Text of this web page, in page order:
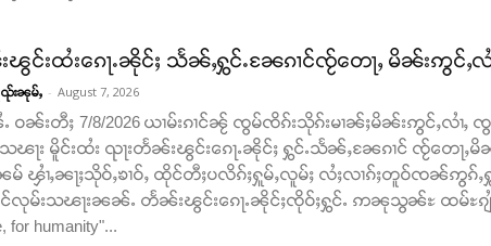
င်းထႆးၵေႃႉၼိုင်ႈ သႅၼ်ႇႁွင်ႉၼႄၵၢင်ၸႂ်တေႃႇ မိၼ်းဢွင်ႇလ
းၼုမ်ႇ - August 7, 2026
ဝၼ်းတီႈ 7/8/2026 ယၢမ်းၵၢင်ၼႂ် ၸွမ်ၸိၵ်းသိုၵ်းမၢၼ်ႈမိၼ်းဢွင်ႇလၢႆႇ
ၽႃး မိူင်းထႆး ၺႃးတႅၼ်းၽွင်းၵေႃႉၼိုင်ႈ ႁွင်ႉသႅၼ်ႇၼႄၵၢင် ၸႂ်တေႃႇမိ
ၾၢႆႇၼႃႈသိုဝ်ႇၶၢဝ်ႇ ထိုင်တီႈပလိၵ်ႈႁူမ်ႇလူမ်ႈ လႆႈလၢၵ်ႈတူဝ်ၸၼ်ဢွၵ်ႇႁွ
လုမ်းသၽႃးၼၼ်ႉ တႅၼ်းၽွင်းၵေႃႉၼိုင်ႈၸိုဝ်ႈႁွင်ႉ ဢၼုသွၼ်ႊ ထမ်ႊၵျႆႊ
for humanity"...